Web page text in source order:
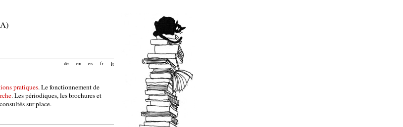
de – en – es – fr – it
pratiques. Le fonctionnement de
. Les périodiques, les brochures et
sur place.